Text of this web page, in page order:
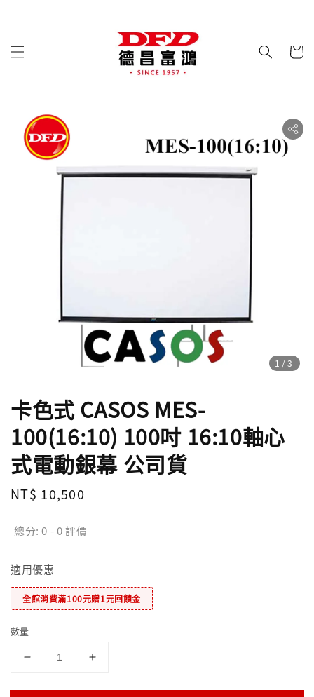
1 /3
卡色式 CASOS MES-
100(16:10) 100吋 16:10軸心
式電動銀幕 公司貨
Regular
NT$ 10,500
總分:0 -0評價
適用優惠
全館消費滿100元贈1元回饋金
數量